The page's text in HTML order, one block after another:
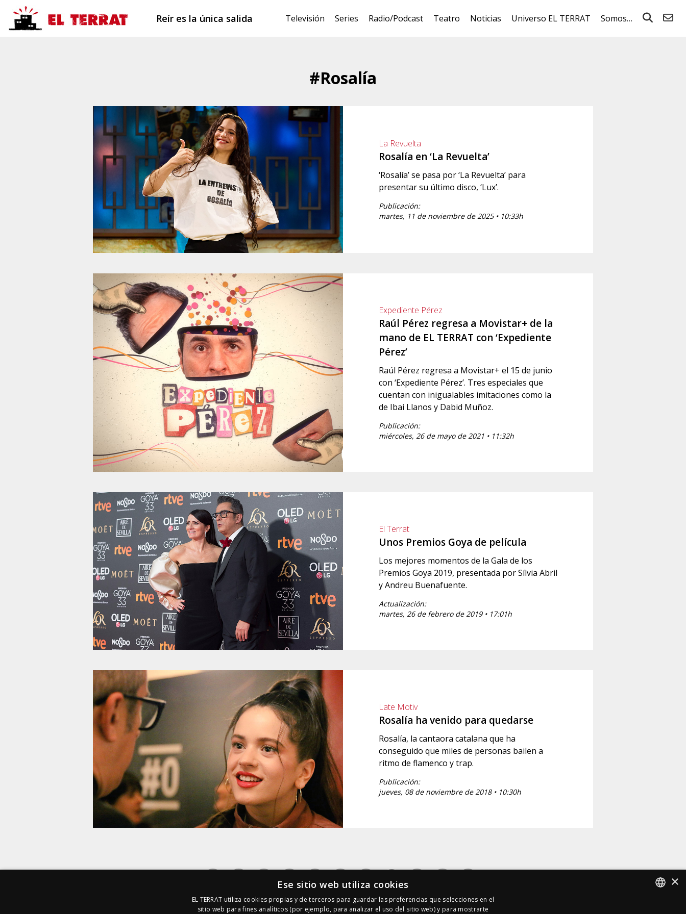
Reír es la única salida Televisión Series Radio/Podcast Teatro Noticias Universo EL TERRAT Somos…
#Rosalía
La Revuelta
Rosalía en ‘La Revuelta’
‘Rosalía’ se pasa por ‘La Revuelta’ para
presentar su último disco, ‘Lux’.
Publicación:
martes, 11 de noviembre de 2025 • 10:33h
Expediente Pérez
Raúl Pérez regresa a Movistar+ de la
mano de EL TERRAT con ‘Expediente
Pérez’
Raúl Pérez regresa a Movistar+ el 15 de junio
con ‘Expediente Pérez’. Tres especiales que
cuentan con inigualables imitaciones como la
de Ibai Llanos y Dabid Muñoz.
Publicación:
miércoles, 26 de mayo de 2021 • 11:32h
El Terrat
Unos Premios Goya de película
Los mejores momentos de la Gala de los
Premios Goya 2019, presentada por Sílvia Abril
y Andreu Buenafuente.
Actualización:
martes, 26 de febrero de 2019 • 17:01h
Late Motiv
Rosalía ha venido para quedarse
Rosalía, la cantaora catalana que ha
conseguido que miles de personas bailen a
ritmo de flamenco y trap.
Publicación:
jueves, 08 de noviembre de 2018 • 10:30h
×
Ese sitio web utiliza cookies
EL TERRAT utiliza cookies propias y de terceros para guardar las preferencias que selecciones en el
sitio web para fines analíticos (por ejemplo, para analizar el uso del sitio web) y para mostrarte